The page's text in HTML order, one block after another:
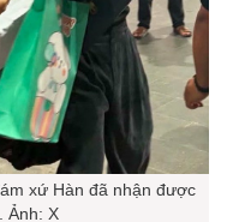
xứ Hàn đã nhận được
Ảnh: X